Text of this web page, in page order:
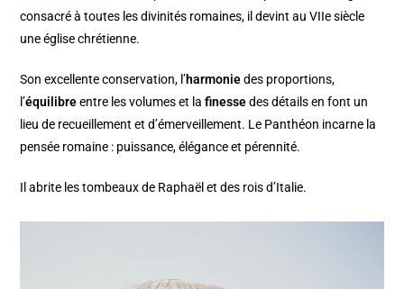
consacré à toutes les divinités romaines, il devint au VIIe siècle
une église chrétienne.
Son excellente conservation, l’harmoniedes proportions,
l’équilibreentre les volumes et lafinessedes détails en font un
lieu de recueillement et d’émerveillement. Le Panthéon incarne la
pensée romaine : puissance, élégance et pérennité.
Il abrite les tombeaux de Raphaël et des rois d’Italie.